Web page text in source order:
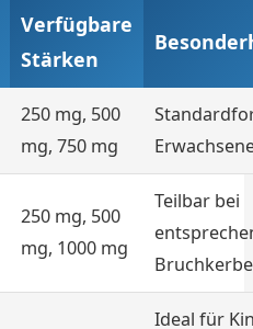
Verfügbare
Stärken
250 mg, 500
mg, 750 mg
250 mg, 500
mg, 1000 mg
Teilbar bei
Bruchkerbe
Ideal für